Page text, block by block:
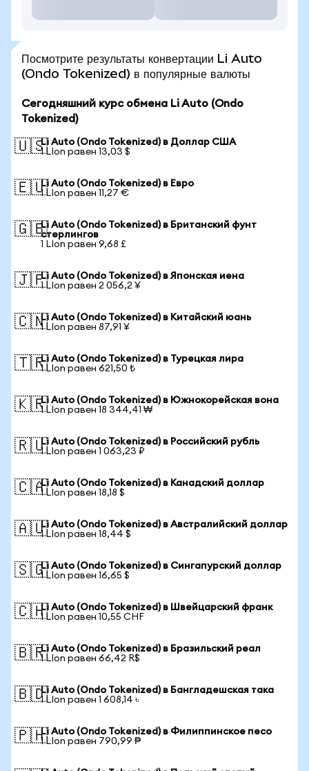
Посмотрите результаты конвертации Li Auto
(Ondo Tokenized) в популярные валюты
Сегодняшний курс обмена Li Auto (Ondo
Tokenized)
🇺🇸Li Auto (Ondo Tokenized) в Доллар США
1 LIon равен 13,03 $
🇪🇺Li Auto (Ondo Tokenized) в Евро
1 LIon равен 11,27 €
🇬🇧Li Auto (Ondo Tokenized) в Британский фунт
стерлингов
1 LIon равен 9,68 £
🇯🇵Li Auto (Ondo Tokenized) в Японская иена
1 LIon равен 2 056,2 ¥
🇨🇳Li Auto (Ondo Tokenized) в Китайский юань
1 LIon равен 87,91 ¥
🇹🇷Li Auto (Ondo Tokenized) в Турецкая лира
1 LIon равен 621,50 ₺
🇰🇷Li Auto (Ondo Tokenized) в Южнокорейская вона
1 LIon равен 18 344,41 ₩
🇷🇺Li Auto (Ondo Tokenized) в Российский рубль
1 LIon равен 1 063,23 ₽
🇨🇦Li Auto (Ondo Tokenized) в Канадский доллар
1 LIon равен 18,18 $
🇦🇺Li Auto (Ondo Tokenized) в Австралийский доллар
1 LIon равен 18,44 $
🇸🇬Li Auto (Ondo Tokenized) в Сингапурский доллар
1 LIon равен 16,65 $
🇨🇭Li Auto (Ondo Tokenized) в Швейцарский франк
1 LIon равен 10,55 CHF
🇧🇷Li Auto (Ondo Tokenized) в Бразильский реал
1 LIon равен 66,42 R$
🇧🇩Li Auto (Ondo Tokenized) в Бангладешская така
1 LIon равен 1 608,14 ৳
🇵🇭Li Auto (Ondo Tokenized) в Филиппинское песо
1 LIon равен 790,99 ₱